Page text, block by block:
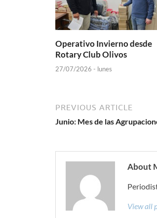
Operativo Invierno desde
Rotary Club Olivos
27/07/2026 - lunes
PREVIOUS ARTICLE
Junio: Mes de las
About
View all